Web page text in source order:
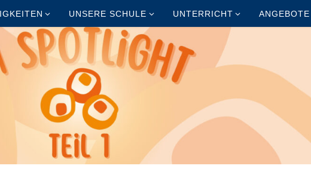
UNSERE SCHULE UNTERRICHT ANGEBOTE